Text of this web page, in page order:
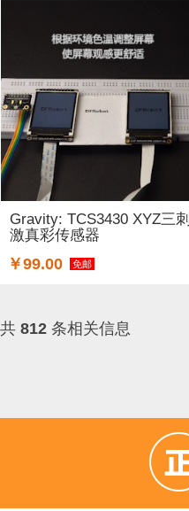
Gravity: TCS3430 XYZ三刺
激真彩传感器
￥99.00 免邮
共 812 条相关信息